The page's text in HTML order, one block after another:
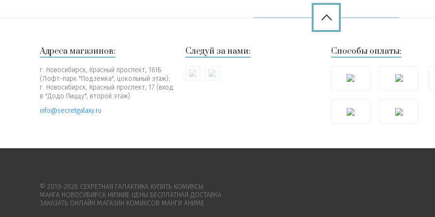
Адреса магазинов:
г. Новосибирск, Красный проспект, 161Б
(Лофт-парк "Подземка", цокольный этаж);
г. Новосибирск, Красный проспект, 17 (вход
в "Додо Пиццу", второй этаж)
info@secretgalaxy.ru
Следуй за нами: Способы оплаты:
© 2019-2026 СЕКРЕТНАЯ ГАЛАКТИКА КУПИТЬ КОМИКСЫ
МАНГА НОВОСИБИРСК НИЗКИЕ ЦЕНЫ БЕСПЛАТНАЯ ДОСТАВКА
ЗАКАЗАТЬ ОНЛАЙН МАГАЗИН КОМИКСОВ МАНГИ АНИМЕ